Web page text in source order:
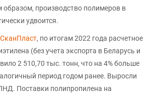
образом, производство полимеров в
удвоится.
СканПласт, по итогам 2022 года расчетное
(без учета экспорта в Беларусь и
2 510,70 тыс. тонн, что на 4% больше
период годом ранее. Выросли
Поставки полипропилена на